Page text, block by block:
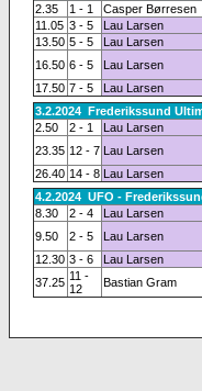
2.35
1 - 1 Casper Børresen
11.05 3 - 5 Lau Larsen
13.50 5 - 5 Lau Larsen
16.50 6 - 5 Lau Larsen
17.50 7 - 5 Lau Larsen
3.2.2024 Frederikssund
2.50
2 - 1 Lau Larsen
23.35 12 - 7 Lau Larsen
26.40 14 - 8 Lau Larsen
4.2.2024 UFO -
8.30
2 - 4 Lau Larsen
9.50
2 - 5 Lau Larsen
12.30 3 - 6 Lau Larsen
37.25 11 -
12
Bastian Gram